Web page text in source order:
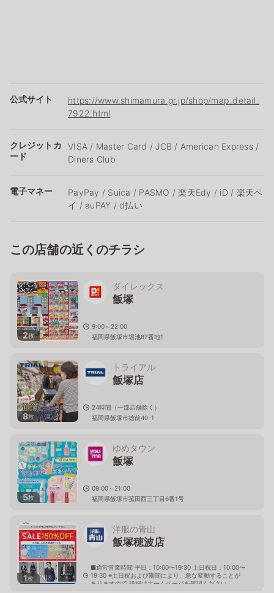
公式サイト
https://www.shimamura.gr.jp/shop/map_detail_
7922.html
クレジットカ
ード
VISA / Master Card / JCB / American Express /
Diners Club
電子マネー
PayPay / Suica / PASMO / 楽天Edy / iD / 楽天ペ
イ / auPAY / d払い
この店舗の近くのチラシ
2枚
ダイレックス
飯塚
9:00～22:00
福岡県飯塚市堀池87番地1
8枚
トライアル
飯塚店
24時間（一部店舗除く）
福岡県飯塚市徳前40-1
5枚
ゆめタウン
飯塚
09:00～21:00
福岡県飯塚市菰田西三丁目6番1号
1枚
洋服の青山
飯塚穂波店
■通常営業時間 平日：10:00〜19:30 土日祝日：10:00〜
19:30 ※土日祝および期間により、急な変動することが
ありますので 詳細はホームページを確認ください